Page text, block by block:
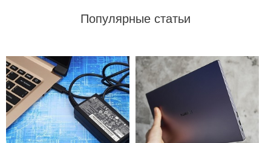
Популярные статьи